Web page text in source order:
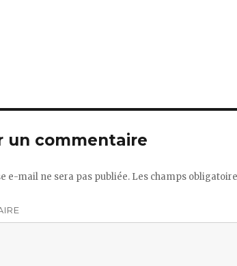
un commentaire
e-mail ne sera pas publiée. Les champs